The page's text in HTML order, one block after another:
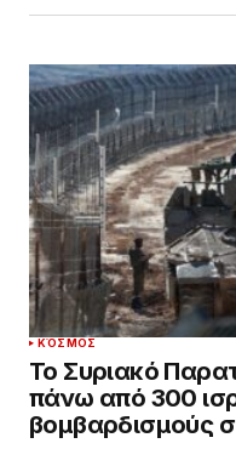
ΚΌΣΜΟΣ
Το Συριακό
πάνω από 300
βομβαρδισμούς